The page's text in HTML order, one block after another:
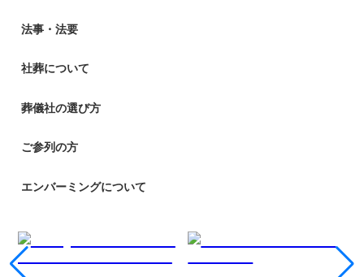
法事・法要
社葬について
葬儀社の選び方
ご参列の方
エンバーミングについて